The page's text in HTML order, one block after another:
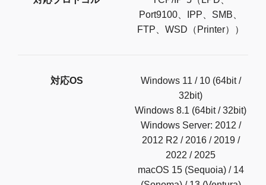
Port9100、IPP、SMB、
FTP、WSD（Printer））
対応OS
Windows 11 / 10 (64bit /
32bit)
Windows 8.1 (64bit / 32bit)
Windows Server: 2012 /
2012 R2 / 2016 / 2019 /
2022 / 2025
macOS 15 (Sequoia) / 14